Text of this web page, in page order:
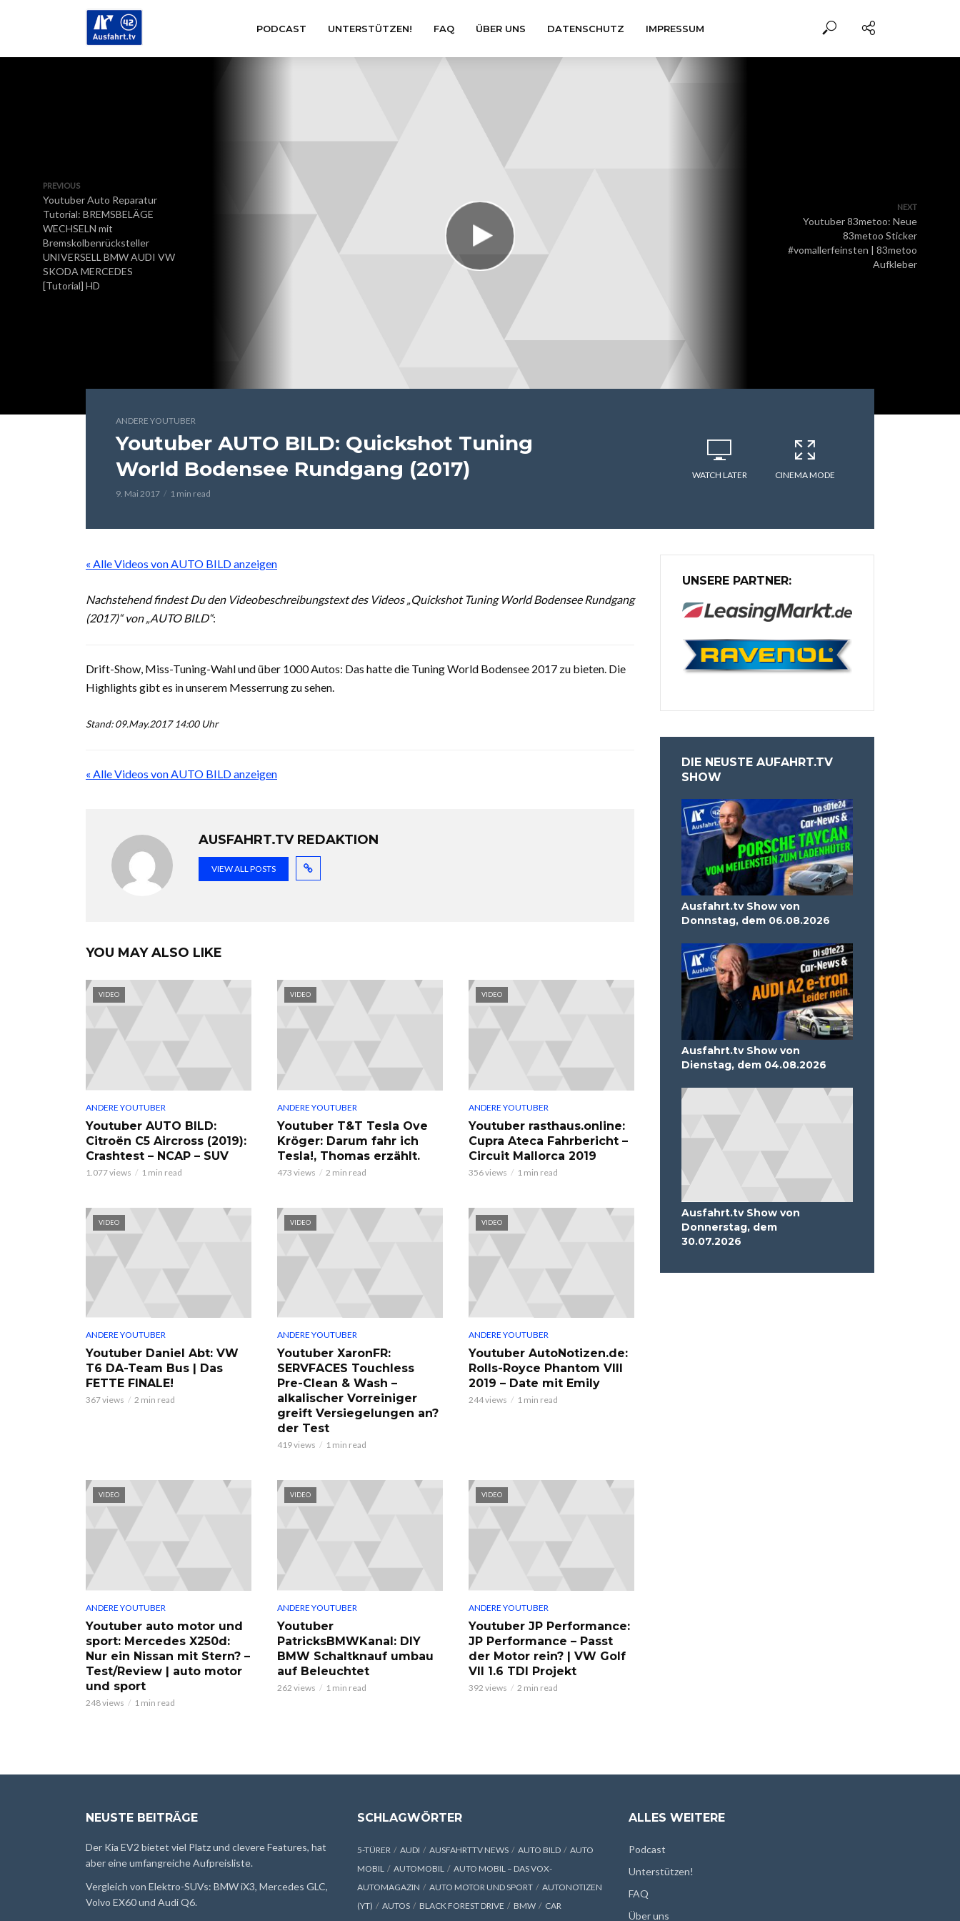
PODCAST UNTERSTÜTZEN! FAQ ÜBER UNS DATENSCHUTZ IMPRESSUM
PREVIOUS
Youtuber Auto Reparatur
Tutorial: BREMSBELÄGE
WECHSELN mit
Bremskolbenrücksteller
UNIVERSELL BMW AUDI VW
SKODA MERCEDES
[Tutorial] HD
NEXT
Youtuber 83metoo: Neue
83metoo Sticker
#vomallerfeinsten | 83metoo
Aufkleber
ANDERE YOUTUBER
Youtuber AUTO BILD: Quickshot Tuning
World Bodensee Rundgang (2017)
9. Mai 2017 1 min read
WATCH LATER CINEMA MODE
« Alle Videos von AUTO BILD anzeigen
Nachstehend findest Du den Videobeschreibungstext des Videos „Quickshot Tuning World Bodensee Rundgang
(2017)“ von „AUTO BILD“:
Drift-Show, Miss-Tuning-Wahl und über 1000 Autos: Das hatte die Tuning World Bodensee 2017 zu bieten. Die
Highlights gibt es in unserem Messerrung zu sehen.
Stand: 09.May.2017 14:00 Uhr
« Alle Videos von AUTO BILD anzeigen
AUSFAHRT.TV REDAKTION
VIEW ALL POSTS
YOU MAY ALSO LIKE
VIDEO
ANDERE YOUTUBER
Youtuber AUTO BILD:
Citroën C5 Aircross (2019):
Crashtest – NCAP – SUV
1.077 views 1 min read
VIDEO
ANDERE YOUTUBER
Youtuber T&T Tesla Ove
Kröger: Darum fahr ich
Tesla!, Thomas erzählt.
473 views 2 min read
VIDEO
ANDERE YOUTUBER
Youtuber rasthaus.online:
Cupra Ateca Fahrbericht –
Circuit Mallorca 2019
356 views 1 min read
VIDEO
ANDERE YOUTUBER
Youtuber Daniel Abt: VW
T6 DA-Team Bus | Das
FETTE FINALE!
367 views 2 min read
VIDEO
ANDERE YOUTUBER
Youtuber XaronFR:
SERVFACES Touchless
Pre-Clean & Wash –
alkalischer Vorreiniger
greift Versiegelungen an?
der Test
419 views 1 min read
VIDEO
ANDERE YOUTUBER
Youtuber AutoNotizen.de:
Rolls-Royce Phantom VIII
2019 – Date mit Emily
244 views 1 min read
VIDEO
ANDERE YOUTUBER
Youtuber auto motor und
sport: Mercedes X250d:
Nur ein Nissan mit Stern? –
Test/Review | auto motor
und sport
248 views 1 min read
VIDEO
ANDERE YOUTUBER
Youtuber
PatricksBMWKanal: DIY
BMW Schaltknauf umbau
auf Beleuchtet
262 views 1 min read
VIDEO
ANDERE YOUTUBER
Youtuber JP Performance:
JP Performance – Passt
der Motor rein? | VW Golf
VII 1.6 TDI Projekt
392 views 2 min read
UNSERE PARTNER:
DIE NEUSTE AUFAHRT.TV
SHOW
Ausfahrt.tv Show von
Donnstag, dem 06.08.2026
Ausfahrt.tv Show von
Dienstag, dem 04.08.2026
Ausfahrt.tv Show von
Donnerstag, dem
30.07.2026
NEUSTE BEITRÄGE
Der Kia EV2 bietet viel Platz und clevere Features, hat
aber eine umfangreiche Aufpreisliste.
Vergleich von Elektro-SUVs: BMW iX3, Mercedes GLC,
Volvo EX60 und Audi Q6.
SCHLAGWÖRTER
5-TÜRER AUDI AUSFAHRTTV NEWS AUTO BILD
AUTO
MOBIL
AUTOMOBIL
AUTO MOBIL – DAS VOX-
AUTOMAGAZIN
AUTO MOTOR UND SPORT
AUTONOTIZEN
(YT)
AUTOS BLACK FOREST DRIVE BMW
CAR
ALLES WEITERE
Podcast
Unterstützen!
FAQ
Über uns